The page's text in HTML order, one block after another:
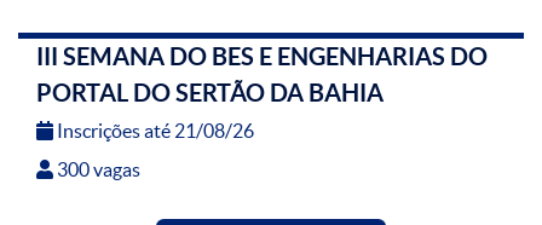
III SEMANA DO BES E ENGENHARIAS DO
PORTAL DO SERTÃO DA BAHIA
Inscrições até 21/08/26
300 vagas